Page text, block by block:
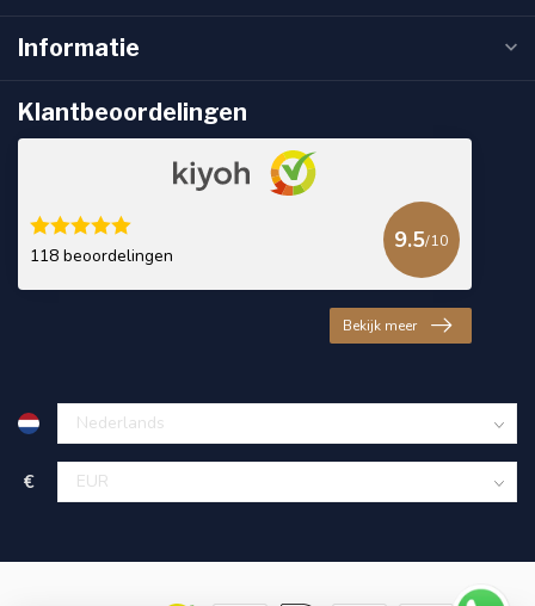
Informatie
Klantbeoordelingen
118 beoordelingen
9.5/10
Bekijk meer
€